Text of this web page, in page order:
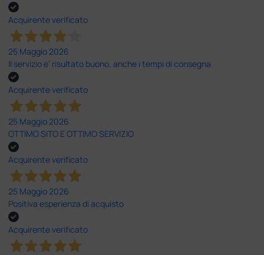
Acquirente verificato
25 Maggio 2026
Il servizio e’ risultato buono, anche i tempi di consegna
Acquirente verificato
25 Maggio 2026
OTTIMO SITO E OTTIMO SERVIZIO
Acquirente verificato
25 Maggio 2026
Positiva esperienza di acquisto
Acquirente verificato